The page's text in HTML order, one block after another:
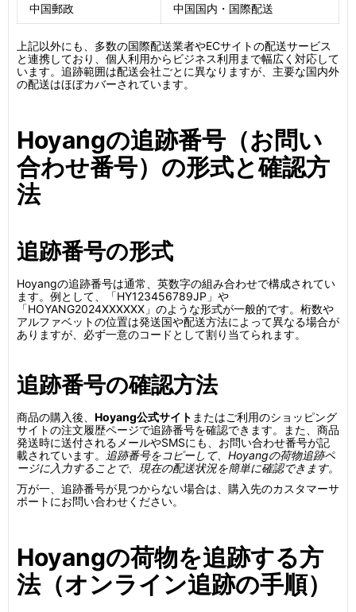
中国郵政 中国国内・国際配送
上記以外にも、多数の国際配送業者やECサイトの配送サービス
と連携しており、個人利用からビジネス利用まで幅広く対応して
います。追跡範囲は配送会社ごとに異なりますが、主要な国内外
の配送はほぼカバーされています。
Hoyangの追跡番号（お問い
合わせ番号）の形式と確認方
法
追跡番号の形式
Hoyangの追跡番号は通常、英数字の組み合わせで構成されてい
ます。例として、「HY123456789JP」や
「HOYANG2024XXXXXX」のような形式が一般的です。桁数や
アルファベットの位置は発送国や配送方法によって異なる場合が
ありますが、必ず一意のコードとして割り当てられます。
追跡番号の確認方法
商品の購入後、 Hoyang公式サイト またはご利用のショッピング
サイトの注文履歴ページで追跡番号を確認できます。また、商品
発送時に送付されるメールやSMSにも、お問い合わせ番号が記
載されています。
追跡番号をコピーして、Hoyangの荷物追跡ペ
ージに入力することで、現在の配送状況を簡単に確認できます。
万が一、追跡番号が見つからない場合は、購入先のカスタマーサ
ポートにお問い合わせください。
Hoyangの荷物を追跡する方
法（オンライン追跡の手順）